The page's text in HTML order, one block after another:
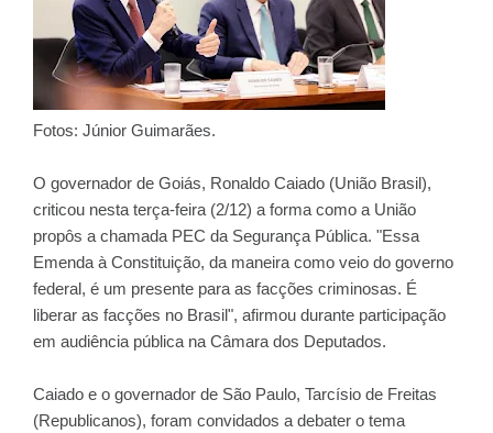
Fotos: Júnior Guimarães.
O governador de Goiás, Ronaldo Caiado (União Brasil),
criticou nesta terça-feira (2/12) a forma como a União
propôs a chamada PEC da Segurança Pública. "Essa
Emenda à Constituição, da maneira como veio do governo
federal, é um presente para as facções criminosas. É
liberar as facções no Brasil", afirmou durante participação
em audiência pública na Câmara dos Deputados.
Caiado e o governador de São Paulo, Tarcísio de Freitas
(Republicanos), foram convidados a debater o tema